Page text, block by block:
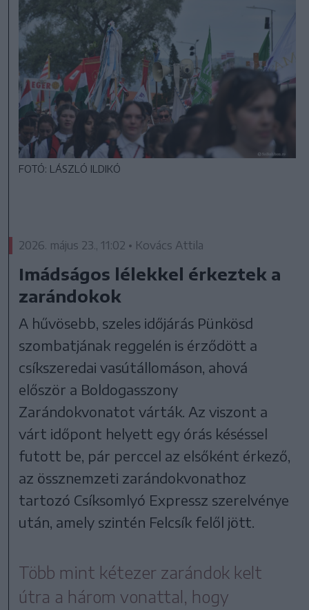
FOTÓ: LÁSZLÓ ILDIKÓ
2026. május 23., 11:02 • Kovács Attila
Imádságos lélekkel érkeztek a
zarándokok
A hűvösebb, szeles időjárás Pünkösd
szombatjának reggelén is érződött a
csíkszeredai vasútállomáson, ahová
először a Boldogasszony
Zarándokvonatot várták. Az viszont a
várt időpont helyett egy órás késéssel
futott be, pár perccel az elsőként érkező,
az össznemzeti zarándokvonathoz
tartozó Csíksomlyó Expressz szerelvénye
után, amely szintén Felcsík felől jött.
Több mint kétezer zarándok kelt
útra a három vonattal, hogy